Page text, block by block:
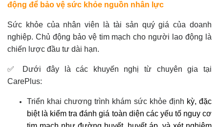
động để bảo vệ sức khỏe nguồn nhân lực
Sức khỏe của nhân viên là tài sản quý giá của doanh
nghiệp. Chủ động bảo vệ tim mạch cho người lao động là
chiến lược đầu tư dài hạn.
✅ Dưới đây là các khuyến nghị từ chuyên gia tại
CarePlus:
Triển khai chương trình khám sức khỏe định kỳ, đặc
biệt là kiểm tra đánh giá toàn diện các yếu tố nguy cơ